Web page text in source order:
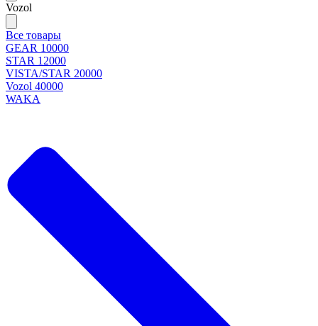
Vozol
Все товары
GEAR 10000
STAR 12000
VISTA/STAR 20000
Vozol 40000
WAKA